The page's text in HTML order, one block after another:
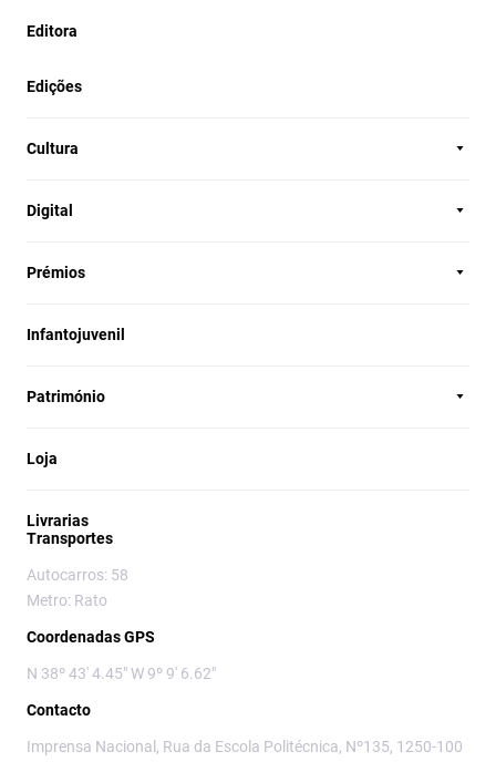
Editora
Edições
Cultura
Digital
Prémios
Infantojuvenil
Património
Loja
Livrarias
Transportes
Autocarros: 58
Metro: Rato
Coordenadas GPS
N 38º 43' 4.45" W 9º 9' 6.62"
Contacto
Imprensa Nacional, Rua da Escola Politécnica, Nº135, 1250-100